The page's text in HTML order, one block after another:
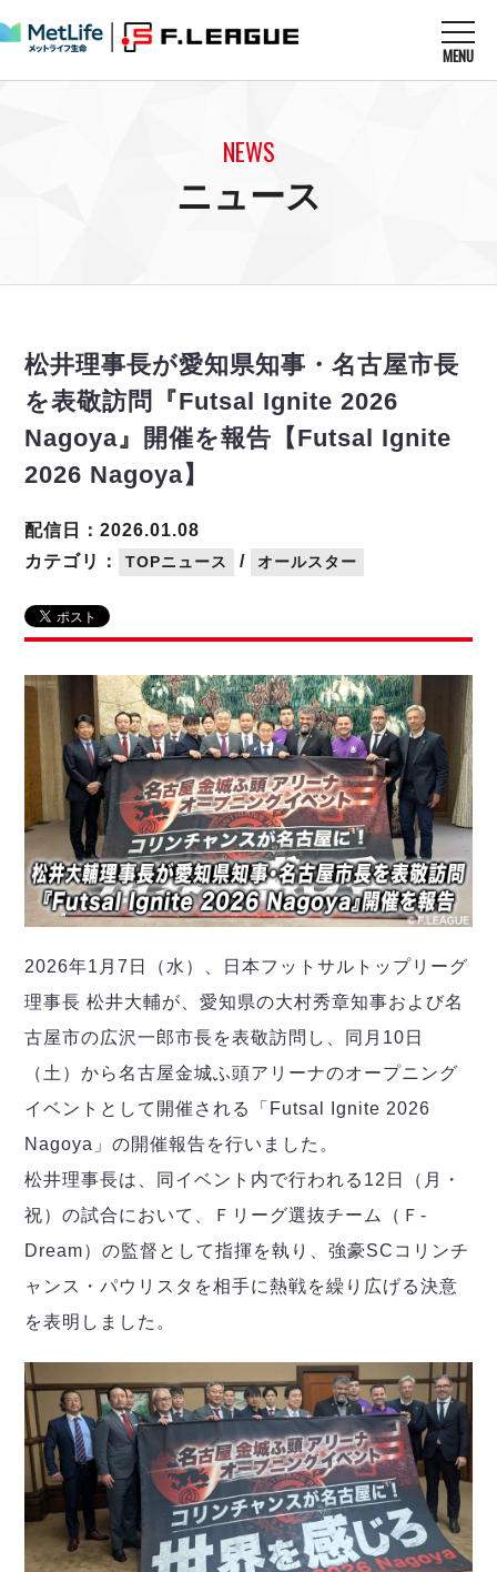
MENU
U-23選抜
メディア情報
フットサル日本代表
その他
戦績表
警告・退場・出場停止選手
個人ランキング｜ゴール
個人ランキング｜シュート
個人ランキング｜シュート成功率
メットライフ生命Ｆ２リーグ
試合日程
戦績表
警告・退場・出場停止選手
個人ランキング｜ゴール
個人ランキング｜シュート
個人ランキング｜シュート成功率
個人ランキング｜第2PK
メットライフ生命Ｆリーグカップ 2026
大会概要
アリーナ情報
チケット情報
過去の記録
エスポラーダ北海道
バルドラール浦安
フウガドールすみだ
しながわシティ
立川アスレティックFC
ペスカドーラ町田
湘南ベルマーレ
名古屋オーシャンズ
シュライカー大阪
ボルクバレット北九州
バサジィ大分
メットライフ生命Ｆ２リーグ
ヴォスクオーレ仙台
マルバ水戸FC
リガーレヴィア葛飾
Y．S．C．C．横浜
アグレミーナ浜松
デウソン神戸
ポルセイド浜田
ミラクルスマイル新居浜
アリーナ情報 ARENA
リーグ概要
日本フットサルリーグについて
リーグ要項
クラブライセンス関連
アリーナ観戦マナー&ルール
過去の記録 ARCHIVE
過去の試合記録
ディビジョン1 試合記録
ディビジョン2 試合記録
Ｆリーグカップ 試合記録
リーグ統計データ
記念ゴール
ハットトリック
選手の通算記録（Ｆ１）
エスポラーダ北海道
バルドラール浦安
フウガドールすみだ
しながわシティ
立川アスレティックFC
ペスカドーラ町田
ボアルース長野
名古屋オーシャンズ
シュライカー大阪
バサジィ大分
選手の通算記録（Ｆ２）
ヴォスクオーレ仙台
マルバ水戸FC
リガーレヴィア葛飾
ABeam AWARD
DIVISION01
DIVISION02
FOLLOW US!
NEWS
ニュース
松井理事長が愛知県知事・名古屋市長
を表敬訪問『Futsal Ignite 2026
Nagoya』開催を報告【Futsal Ignite
2026 Nagoya】
カテゴリ： TOPニュース / オールスター
配信日：2026.01.08
2026年1月7日（水）、日本フットサルトップリーグ
理事長 松井大輔が、愛知県の大村秀章知事および名
古屋市の広沢一郎市長を表敬訪問し、同月10日
（土）から名古屋金城ふ頭アリーナのオープニング
イベントとして開催される「Futsal Ignite 2026
Nagoya」の開催報告を行いました。
松井理事長は、同イベント内で行われる12日（月・
祝）の試合において、Ｆリーグ選抜チーム（Ｆ-
Dream）の監督として指揮を執り、強豪SCコリンチ
ャンス・パウリスタを相手に熱戦を繰り広げる決意
を表明しました。